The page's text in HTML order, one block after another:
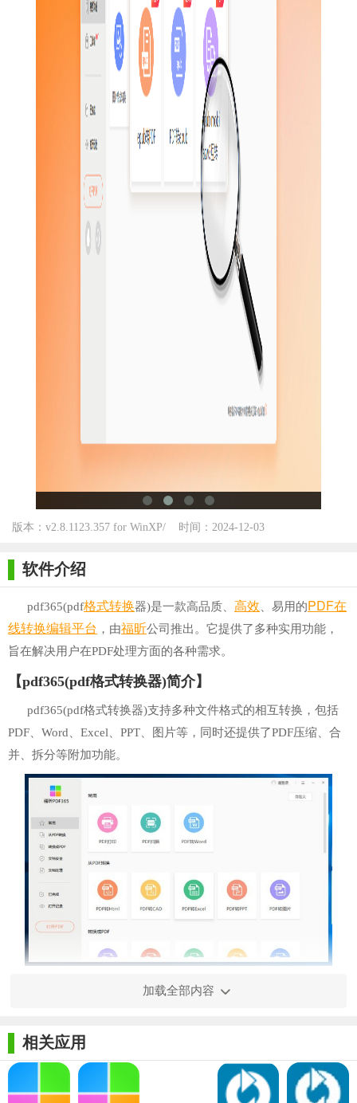
版本：v2.8.1123.357 for WinXP/
时间：2024-12-03
软件介绍
pdf365(pdf格式转换器)是一款高品质、 高效 、易用的PDF在
线转换编辑平台 ，由福昕公司推出。它提供了多种实用功能，
旨在解决用户在PDF处理方面的各种需求。
【pdf365(pdf格式转换器)简介】
pdf365(pdf格式转换器)支持多种文件格式的相互转换，包括
PDF、Word、Excel、PPT、图片等，同时还提供了PDF压缩、合
并、拆分等附加功能。
【pdf365(pdf格式转换器)功能】
和排版，方便用户进行编辑和修改。
2. PDF转PPT：将PDF文档转换为PPT格式，支持批量转换，
方便用户在演示文稿中使用。
加载全部内容
相关应用